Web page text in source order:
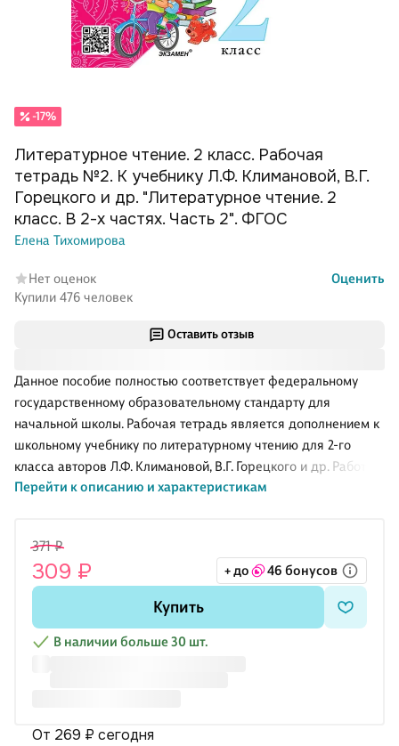
Оставить отзыв
Данное пособие полностью соответствует федеральному
государственному образовательному стандарту для
начальной школы. Рабочая тетрадь является дополнением к
школьному учебнику по литературному чтению для 2-го
класса авторов Л.Ф. Климановой, В.Г. Горецкого и др. Работа с
пособием поможет развивать общеучебные умения детей,
Перейти к описанию и характеристикам
-17%
Литературное чтение. 2 класс. Рабочая
тетрадь №2. К учебнику Л.Ф. Климановой, В.Г.
Горецкого и др. "Литературное чтение. 2
класс. В 2-х частях. Часть 2". ФГОС
Елена Тихомирова
Нет оценок
Оценить
Купили 476 человек
371 ₽
309 ₽ + до 46 бонусов
Купить
В наличии больше 30 шт.
от 269 ₽ сегодня